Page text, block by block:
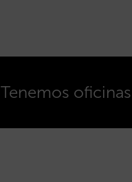
Tenemos